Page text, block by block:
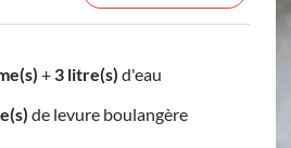
+ 3 litre(s) d'eau
de levure boulangère